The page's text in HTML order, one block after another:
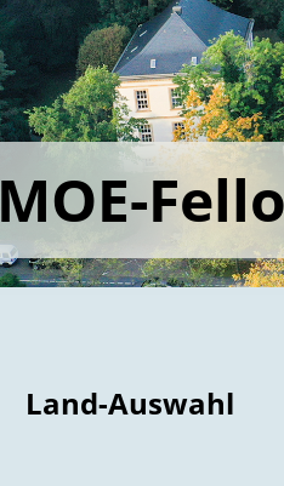
MOE-
Land-Auswahl